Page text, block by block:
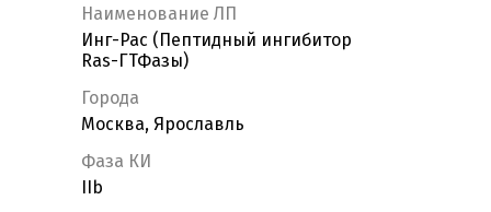
Наименование ЛП
Инг-Рас (Пептидный ингибитор
Ras-ГТФазы)
Города
Москва, Ярославль
Фаза КИ
IIb